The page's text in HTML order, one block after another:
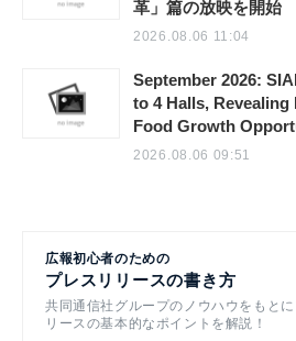
革」篇の放映を開始
2026.08.06 11:04
September 2026:
to 4 Halls,
Food Growth
2026.08.06 09:51
広報初心者のための
プレスリリースの書き方
共同通信社グループのノウハウをもとに
リースの基本的なポイントを解説！